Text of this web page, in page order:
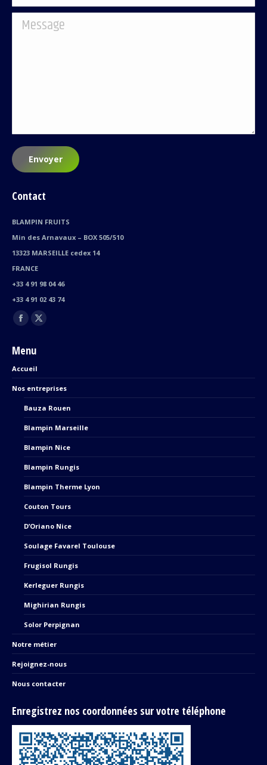
Envoyer
Contact
BLAMPIN FRUITS
Min des Arnavaux – BOX 505/510
13323 MARSEILLE cedex 14
FRANCE
+33 4 91 98 04 46
+33 4 91 02 43 74
Trouvez nous sur :
Facebook
opens
in
new
X
new
Menu
Accueil
Nos entreprises
Bauza Rouen
Blampin Marseille
Blampin Nice
Blampin Rungis
Blampin Therme Lyon
Couton Tours
D’Oriano Nice
Soulage Favarel Toulouse
Frugisol Rungis
Kerleguer Rungis
Mighirian Rungis
Solor Perpignan
Notre métier
Rejoignez-nous
Nous contacter
Enregistrez nos coordonnées sur votre téléphone